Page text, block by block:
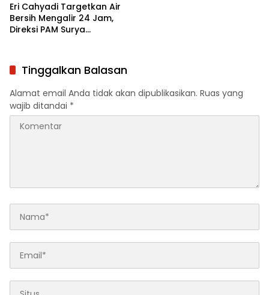
Eri Cahyadi Targetkan Air
Bersih Mengalir 24 Jam,
Direksi PAM Surya
Kampung
Tinggalkan Balasan
Alamat email Anda tidak akan dipublikasikan. Ruas yang
wajib ditandai *